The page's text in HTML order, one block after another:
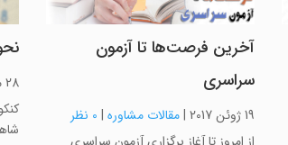
آخرین فرصت‌ها تا آزمون
سراسری
19 ژوئن 2017 |مقالات مشاوره | 0 نظر
28 می 2017